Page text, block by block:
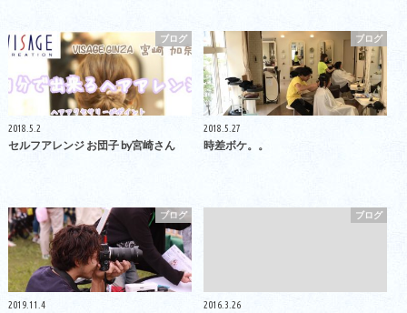
ブログ
2018.5.2
セルフアレンジ お団子 by宮崎さん
ブログ
2018.5.27
時差ボケ。。
ブログ
2019.11.4
ブログ
2016.3.26